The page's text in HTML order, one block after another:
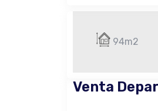
94m2
Venta